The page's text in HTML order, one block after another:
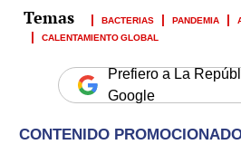
BACTERIAS PANDEMIA
CALENTAMIENTO GLOBAL
Prefiero a La
Google